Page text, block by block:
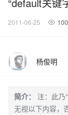
2011-06-25
杨俊明
简介：
注：此乃
无视以下内容，